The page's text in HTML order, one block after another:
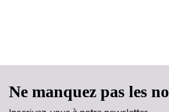
Ne manquez pas les